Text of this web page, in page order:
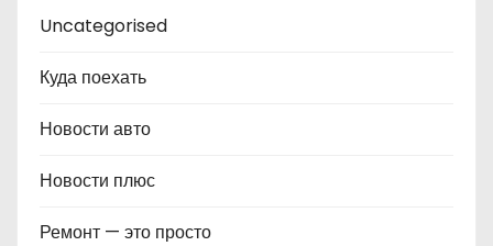
Uncategorised
Куда поехать
Новости авто
Новости плюс
Ремонт — это просто